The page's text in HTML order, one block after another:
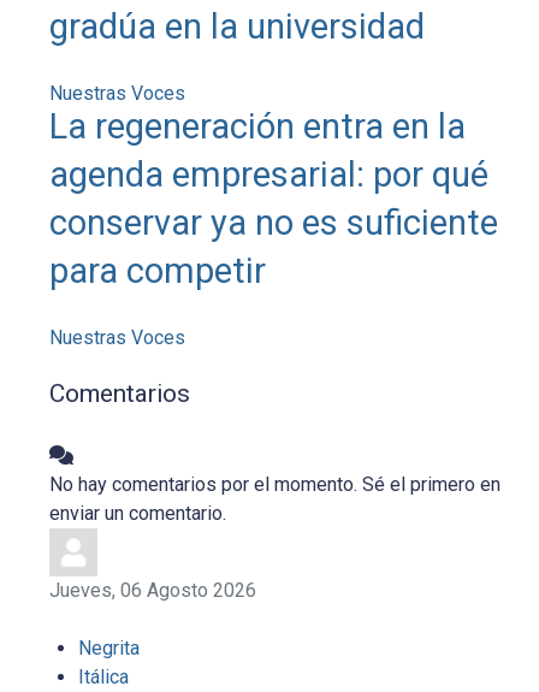
gradúa en la universidad
Nuestras Voces
La regeneración entra en la
agenda empresarial: por qué
conservar ya no es suficiente
para competir
Nuestras Voces
Comentarios
No hay comentarios por el momento. Sé el primero en
enviar un comentario.
Jueves, 06 Agosto 2026
Negrita
Itálica